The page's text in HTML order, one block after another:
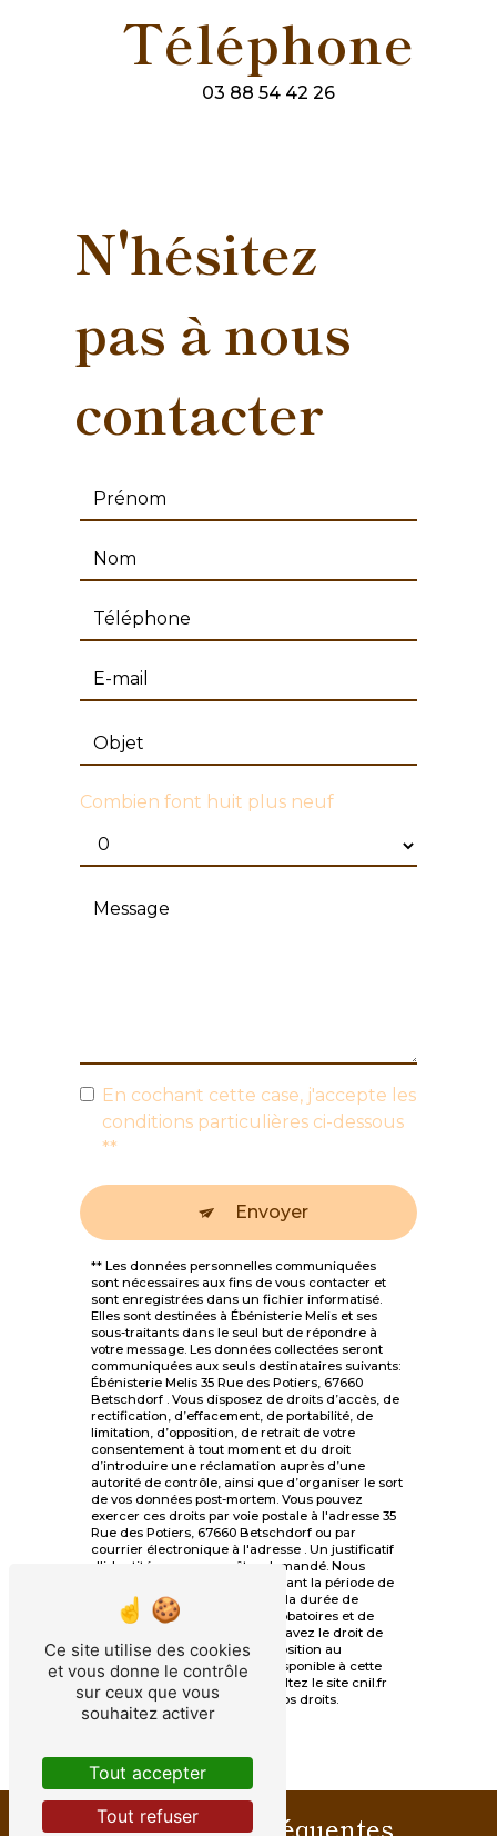
Téléphone
03 88 54 42 26
N'hésitez
pas à nous
contacter
Combien font huit plus neuf
En cochant cette case, j'accepte les
conditions particulières ci-dessous
**
Envoyer
** Les données personnelles communiquées
sont nécessaires aux fins de vous contacter et
sont enregistrées dans un fichier informatisé.
Elles sont destinées à Ébénisterie Melis et ses
sous-traitants dans le seul but de répondre à
votre message. Les données collectées seront
communiquées aux seuls destinataires suivants:
Ébénisterie Melis 35 Rue des Potiers, 67660
Betschdorf . Vous disposez de droits d’accès, de
rectification, d’effacement, de portabilité, de
limitation, d’opposition, de retrait de votre
consentement à tout moment et du droit
d’introduire une réclamation auprès d’une
autorité de contrôle, ainsi que d’organiser le sort
de vos données post-mortem. Vous pouvez
exercer ces droits par voie postale à l'adresse 35
Rue des Potiers, 67660 Betschdorf ou par
courrier électronique à l'adresse . Un justificatif
d'identité pourra vous être demandé. Nous
conservons vos données pendant la période de
prise de contact puis pendant la durée de
prescription légale aux fins probatoires et de
gestion des contentieux. Vous avez le droit de
vous inscrire sur la liste d'opposition au
démarchage téléphonique, disponible à cette
adresse:Bloctel.gouv.fr . Consultez le site cnil.fr
pour plus d’informations sur vos droits.
Recherches fréquentes
Ce site utilise des cookies
et vous donne le contrôle
sur ceux que vous
souhaitez activer
Tout accepter
Tout refuser